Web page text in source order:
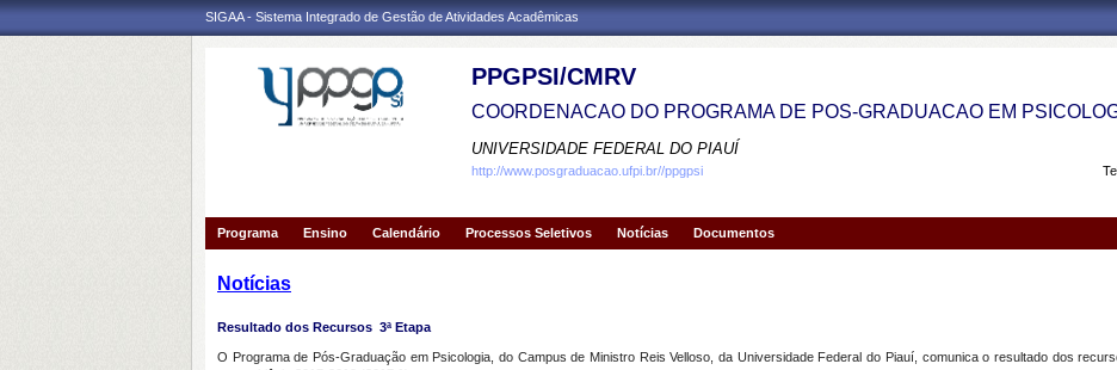
SIGAA - Sistema Integrado de Gestão de Atividades Acadêmicas
PPGPSI/CMRV
COORDENACAO DO PROGRAMA DE POS-GRADUACAO EM
UNIVERSIDADE FEDERAL DO PIAUÍ
http://www.posgraduacao.ufpi.br//ppgpsi
Programa Ensino Calendário Processos Seletivos Notícias Documentos
Notícias
Resultado dos Recursos  3ª Etapa
O Programa de Pós-Graduação em Psicologia, do Campus de Ministro Reis Velloso, da Universidade Federal do Piauí, comunica o resultado dos